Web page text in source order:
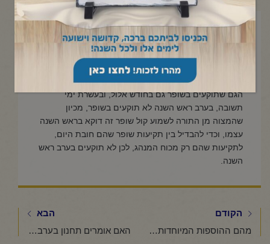
מהם הזמנים שבהם תוקעים
ספטמבר 5, 2023
הגם שתוקעים בשופר גם בחודש אלול, ובעשרת ימי
תשובה, בערב ראש השנה לא תוקעים בשופר, מכיון
שהמצוה מן התורה לשמוע קול שופר זה דוקא בראש השנה
עצמו, וכדי להבדיל בין תקיעות שופר שהם חובת היום,
לתקיעות שהם רק מכוח המנהג, לכן לא תוקעים בערב ראש
השנה.
הקודם
מהם ההוספות המיוחדות בחודש אלול?
הבא
האם אומרים תחנון בערב ראש השנה?